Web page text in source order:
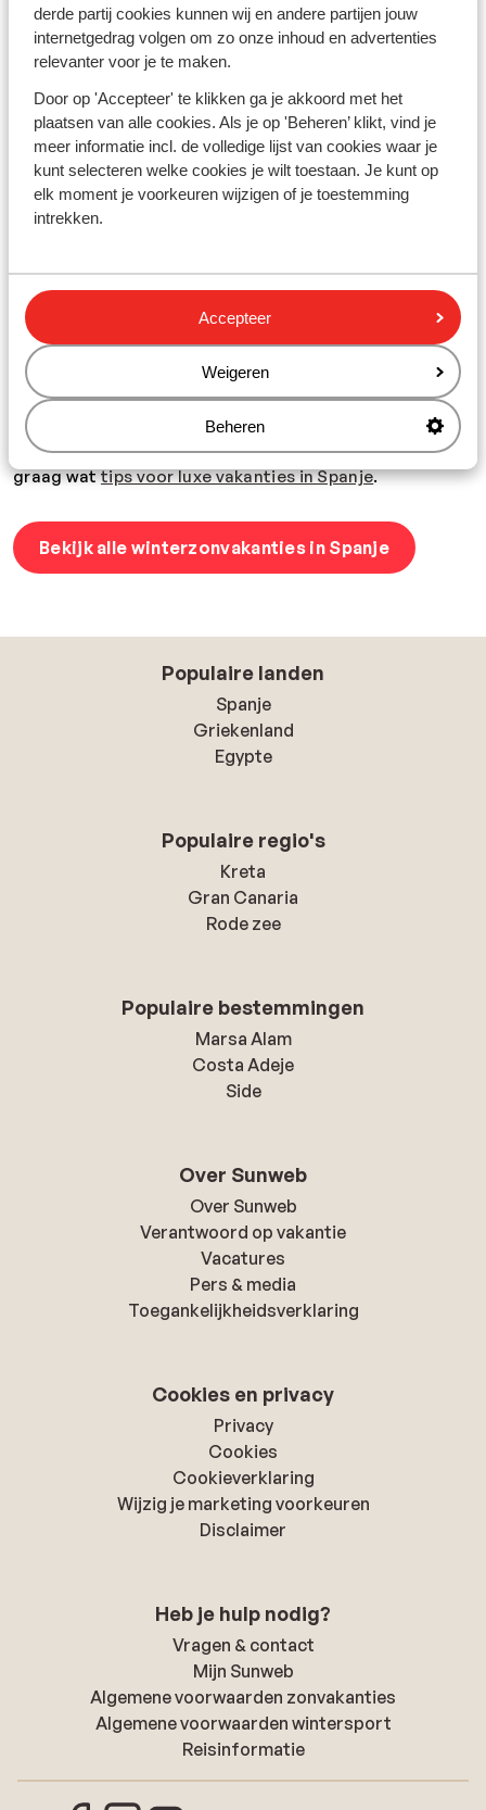
derde partij cookies kunnen wij en andere partijen jouw
internetgedrag volgen om zo onze inhoud en advertenties
relevanter voor je te maken.
Door op 'Accepteer' te klikken ga je akkoord met het
plaatsen van alle cookies. Als je op 'Beheren’ klikt, vind je
meer informatie incl. de volledige lijst van cookies waar je
kunt selecteren welke cookies je wilt toestaan. Je kunt op
elk moment je voorkeuren wijzigen of je toestemming
intrekken.
Accepteer
Weigeren
Beheren
Winterzonvakanties in Spanje voor
Spanjeis een zeer veelzijdig vakantieland en heeft voor
ieder wat wils: van grote kuststeden tot pittoreske
vissersdorpjes. Naast zon, zee en strand telt Spanje
ook talloze natuurlijke schoonheden. Dus na het luieren
in de zon, kun je ook prima eropuit trekken en genieten
van de afwisselende natuur! Kan jij ook niet wachten om
de kou te ontvluchten? Boek dan snel jouw
winterzonvakantie naar Spanje bij Sunweb! We geven je
graag wattips voor luxe vakanties in Spanje.
Bekijk alle winterzonvakanties in Spanje
Populaire landen
Spanje
Griekenland
Egypte
Populaire regio's
Kreta
Gran Canaria
Rode zee
Populaire bestemmingen
Marsa Alam
Costa Adeje
Side
Over Sunweb
Over Sunweb
Verantwoord op vakantie
Vacatures
Pers & media
Toegankelijkheidsverklaring
Cookies en privacy
Privacy
Cookies
Cookieverklaring
Wijzig je marketing voorkeuren
Disclaimer
Heb je hulp nodig?
Vragen & contact
Mijn Sunweb
Algemene voorwaarden zonvakanties
Algemene voorwaarden wintersport
Reisinformatie